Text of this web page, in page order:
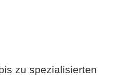
zu spezialisierten